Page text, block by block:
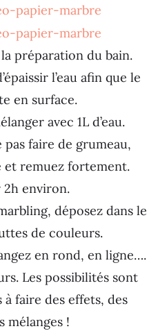
préparation du bain.
l’eau afin que le
en surface.
avec 1L d’eau.
faire de grumeau,
et remuez fortement.
2h environ.
déposez dans le
de couleurs.
en rond, en ligne….
Les possibilités sont
faire des effets, des
mélanges !